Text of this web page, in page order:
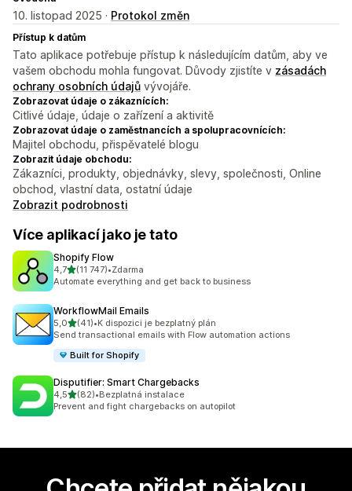
10. listopad 2025 · Protokol změn
Přístup k datům
Tato aplikace potřebuje přístup k následujícím datům, aby ve
vašem obchodu mohla fungovat. Důvody zjistíte v zásadách
ochrany osobních údajů vývojáře.
Zobrazovat údaje o zákaznících:
Citlivé údaje, údaje o zařízení a aktivitě
Zobrazovat údaje o zaměstnancích a spolupracovnících:
Majitel obchodu, přispěvatelé blogu
Zobrazit údaje obchodu:
Zákazníci, produkty, objednávky, slevy, společnosti, Online
obchod, vlastní data, ostatní údaje
Zobrazit podrobnosti
Více aplikací jako je tato
Shopify Flow
4,7z 5 hvězd
(11 747)
Celkový počet recenzí: 11747
•Zdarma
Automate everything and get back to business
WorkflowMail Emails
5,0z 5 hvězd
(41)
Celkový počet recenzí: 41
•K dispozici je bezplatný plán
Send transactional emails with Flow automation actions
Built for Shopify
Disputifier: Smart Chargebacks
4,5z 5 hvězd
(82)
Celkový počet recenzí: 82
•Bezplatná instalace
Prevent and fight chargebacks on autopilot